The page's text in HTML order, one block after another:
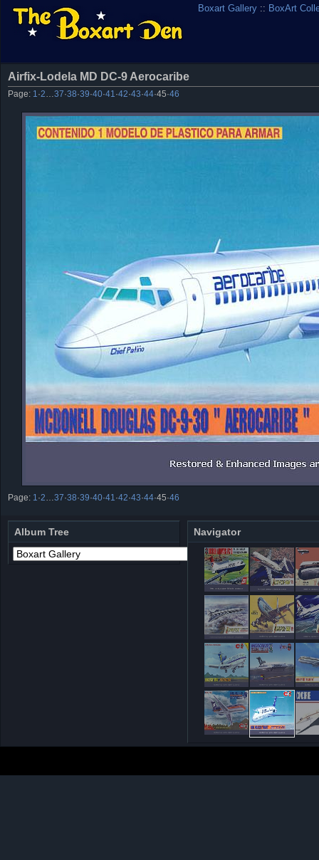
Boxart Gallery :: BoxArt
Airfix-Lodela MD DC-9 Aerocaribe
Page: 1 ·2 37·38·39·40·41 ·42·43·44·45·46
Page: 1 ·2 37·38·39·40·41 ·42·43·44·45·46
Album Tree Navigator